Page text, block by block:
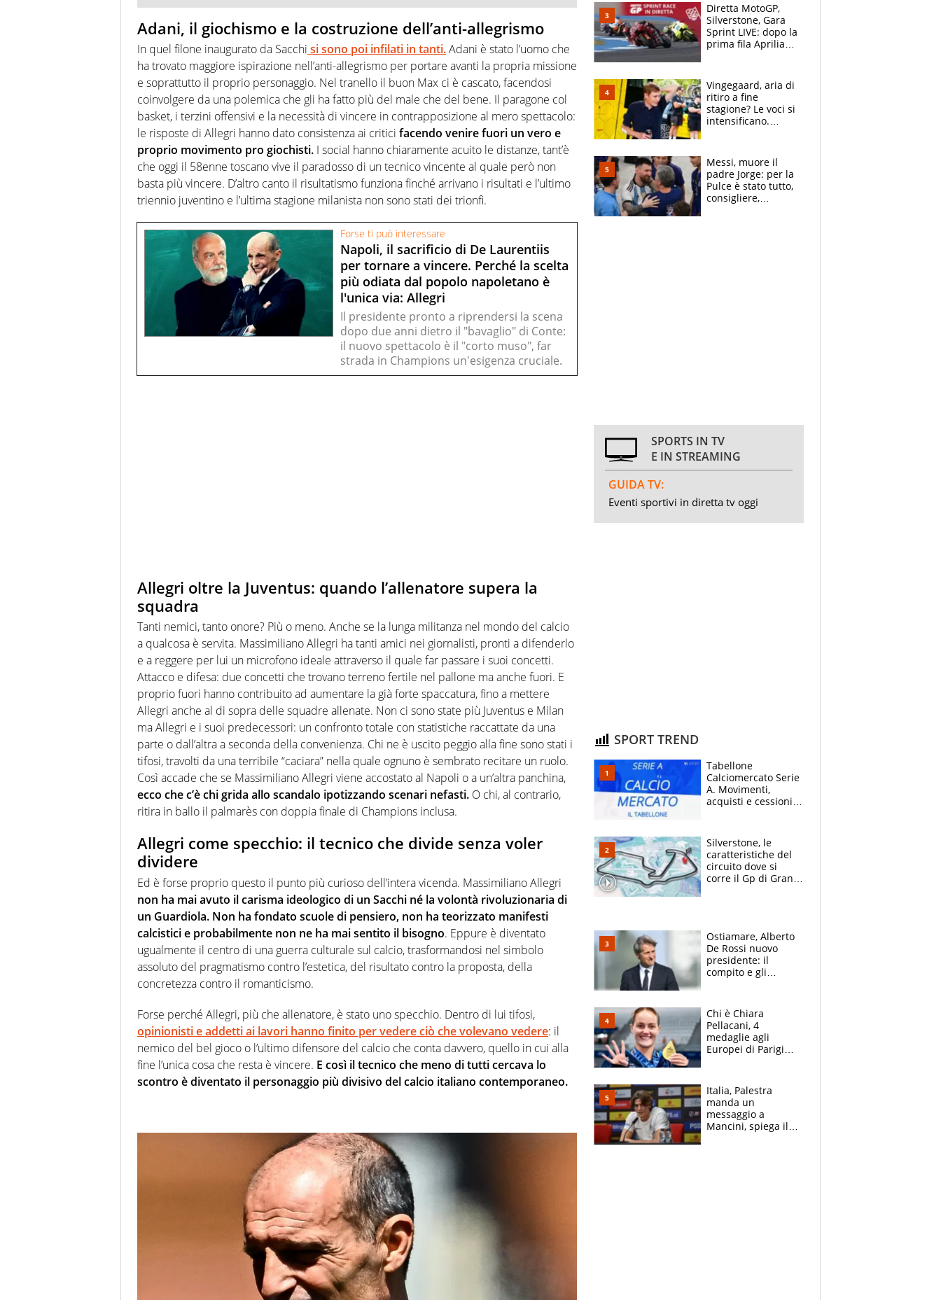
Adani, il giochismo e la costruzione dell’anti-allegrismo
In quel filone inaugurato da Sacchi si sono poi infilati in tanti.Adani è stato l’uomo che
ha trovato maggiore ispirazione nell’anti-allegrismo per portare avanti la propria missione
e soprattutto il proprio personaggio. Nel tranello il buon Max ci è cascato, facendosi
coinvolgere da una polemica che gli ha fatto più del male che del bene. Il paragone col
basket, i terzini offensivi e la necessità di vincere in contrapposizione al mero spettacolo:
le risposte di Allegri hanno dato consistenza ai critici facendo venire fuori un vero e
proprio movimento pro giochisti. I social hanno chiaramente acuito le distanze, tant’è
che oggi il 58enne toscano vive il paradosso di un tecnico vincente al quale però non
basta più vincere. D’altro canto il risultatismo funziona finché arrivano i risultati e l’ultimo
triennio juventino e l’ultima stagione milanista non sono stati dei trionfi.
Forse ti può interessare
Napoli, il sacrificio di De Laurentiis
per tornare a vincere. Perché la scelta
più odiata dal popolo napoletano è
l'unica via: Allegri
Il presidente pronto a riprendersi la scena
dopo due anni dietro il "bavaglio" di Conte:
il nuovo spettacolo è il "corto muso", far
strada in Champions un'esigenza cruciale.
Allegri oltre la Juventus: quando l’allenatore supera la
squadra
Tanti nemici, tanto onore? Più o meno. Anche se la lunga militanza nel mondo del calcio
a qualcosa è servita. Massimiliano Allegri ha tanti amici nei giornalisti, pronti a difenderlo
e a reggere per lui un microfono ideale attraverso il quale far passare i suoi concetti.
Attacco e difesa: due concetti che trovano terreno fertile nel pallone ma anche fuori. E
proprio fuori hanno contribuito ad aumentare la già forte spaccatura, fino a mettere
Allegri anche al di sopra delle squadre allenate. Non ci sono state più Juventus e Milan
ma Allegri e i suoi predecessori: un confronto totale con statistiche raccattate da una
parte o dall’altra a seconda della convenienza. Chi ne è uscito peggio alla fine sono stati i
tifosi, travolti da una terribile “caciara” nella quale ognuno è sembrato recitare un ruolo.
Così accade che se Massimiliano Allegri viene accostato al Napoli o a un’altra panchina,
ecco che c’è chi grida allo scandalo ipotizzando scenari nefasti. O chi, al contrario,
ritira in ballo il palmarès con doppia finale di Champions inclusa.
Allegri come specchio: il tecnico che divide senza voler
dividere
Ed è forse proprio questo il punto più curioso dell’intera vicenda. Massimiliano Allegri
non ha mai avuto il carisma ideologico di un Sacchi né la volontà rivoluzionaria di
un Guardiola. Non ha fondato scuole di pensiero, non ha teorizzato manifesti
calcistici e probabilmente non ne ha mai sentito il bisogno. Eppure è diventato
ugualmente il centro di una guerra culturale sul calcio, trasformandosi nel simbolo
assoluto del pragmatismo contro l’estetica, del risultato contro la proposta, della
concretezza contro il romanticismo.
Forse perché Allegri, più che allenatore, è stato uno specchio. Dentro di lui tifosi,
opinionisti e addetti ai lavori hanno finito per vedere ciò che volevano vedere: il
nemico del bel gioco o l’ultimo difensore del calcio che conta davvero, quello in cui alla
fine l’unica cosa che resta è vincere. E così il tecnico che meno di tutti cercava lo
scontro è diventato il personaggio più divisivo del calcio italiano contemporaneo.
Diretta MotoGP,
Silverstone, Gara
Sprint LIVE: dopo la
prima fila Aprilia
Vingegaard, aria di
ritiro a fine
stagione? Le voci si
intensificano.
vuole la Roubaix
Messi, muore il
padre Jorge: per la
Pulce è stato tutto,
consigliere,
SPORTS IN TV
E IN STREAMING
GUIDA TV:
Eventi sportivi in diretta tv oggi
SPORT TREND
Tabellone
Calciomercato Serie
A. Movimenti,
acquisti e cessioni:
Silverstone, le
caratteristiche del
circuito dove si
corre il Gp di Gran
Ostiamare, Alberto
De Rossi nuovo
presidente: il
compito e gli
Chi è Chiara
Pellacani, 4
medaglie agli
Europei di Parigi
giornalista, mamma
insegnante e il
fratello calciatore
Italia, Palestra
manda un
messaggio a
Mancini, spiega il